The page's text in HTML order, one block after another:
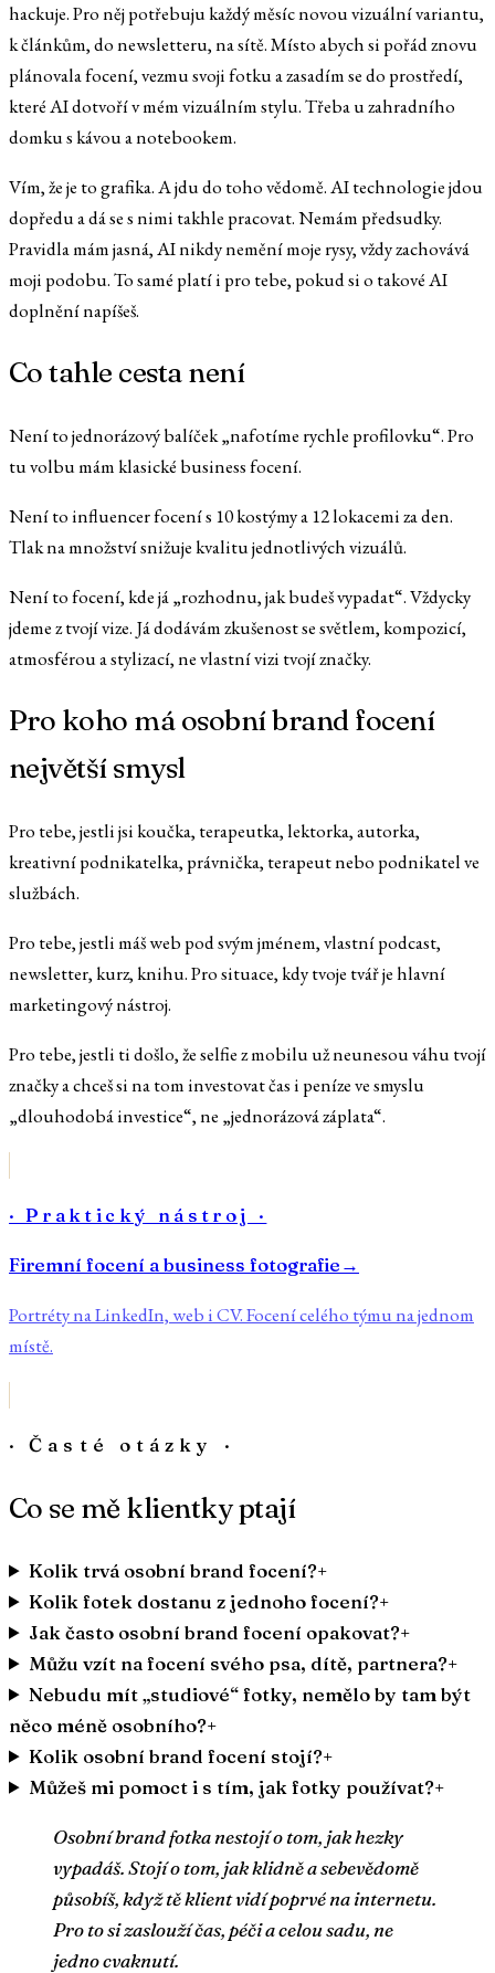
hackuje. Pro něj potřebuju každý měsíc novou vizuální variantu,
k článkům, do newsletteru, na sítě. Místo abych si pořád znovu
plánovala focení, vezmu svoji fotku a zasadím se do prostředí,
které AI dotvoří v mém vizuálním stylu. Třeba u zahradního
domku s kávou a notebookem.
Vím, že je to grafika. A jdu do toho vědomě. AI technologie jdou
dopředu a dá se s nimi takhle pracovat. Nemám předsudky.
Pravidla mám jasná, AI nikdy nemění moje rysy, vždy zachovává
moji podobu. To samé platí i pro tebe, pokud si o takové AI
doplnění napíšeš.
Co tahle cesta není
Není to jednorázový balíček „nafotíme rychle profilovku“. Pro
tu volbu mám klasické business focení.
Není to influencer focení s 10 kostýmy a 12 lokacemi za den.
Tlak na množství snižuje kvalitu jednotlivých vizuálů.
Není to focení, kde já „rozhodnu, jak budeš vypadat“. Vždycky
jdeme z tvojí vize. Já dodávám zkušenost se světlem, kompozicí,
atmosférou a stylizací, ne vlastní vizi tvojí značky.
Pro koho má osobní brand focení
největší smysl
Pro tebe, jestli jsi koučka, terapeutka, lektorka, autorka,
kreativní podnikatelka, právnička, terapeut nebo podnikatel ve
službách.
Pro tebe, jestli máš web pod svým jménem, vlastní podcast,
newsletter, kurz, knihu. Pro situace, kdy tvoje tvář je hlavní
marketingový nástroj.
Pro tebe, jestli ti došlo, že selfie z mobilu už neunesou váhu tvojí
značky a chceš si na tom investovat čas i peníze ve smyslu
„dlouhodobá investice“, ne „jednorázová záplata“.
· Praktický nástroj ·
Firemní focení a business fotografie→
Portréty na LinkedIn, web i CV. Focení celého týmu na jednom
místě.
· Časté otázky ·
Co se mě klientky ptají
Kolik trvá osobní brand focení?+
Kolik fotek dostanu z jednoho focení?+
Jak často osobní brand focení opakovat?+
Můžu vzít na focení svého psa, dítě, partnera?+
Nebudu mít „studiové“ fotky, nemělo by tam být
něco méně osobního?+
Kolik osobní brand focení stojí?+
Můžeš mi pomoct i s tím, jak fotky používat?+
Osobní brand fotka nestojí o tom, jak hezky
vypadáš. Stojí o tom, jak klidně a sebevědomě
působíš, když tě klient vidí poprvé na internetu.
Pro to si zaslouží čas, péči a celou sadu, ne
jedno cvaknutí.